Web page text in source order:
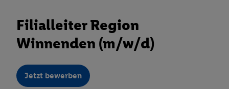
Filialleiter Region
Winnenden (m/w/d)
Jetzt bewerben